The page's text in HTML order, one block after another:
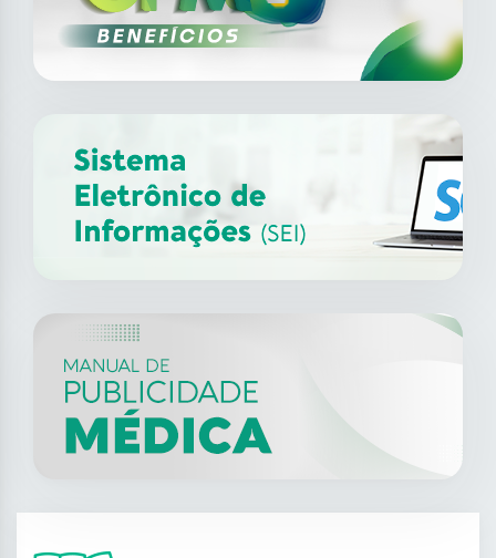
XII Fórum de Medicina do
Trabalho do CFM
14 ago
2026